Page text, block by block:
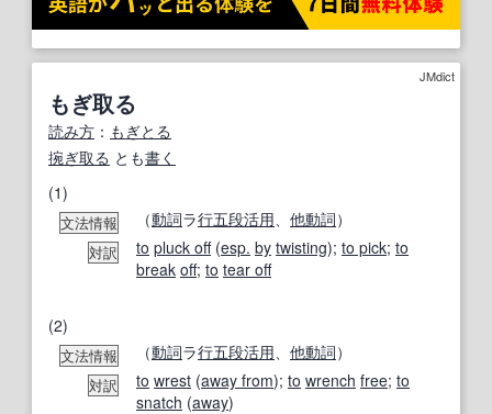
JMdict
もぎ取る
読み方 ： もぎとる
捥ぎ取る とも書く
(1)
文法情報 （動詞ラ行五段活用 他動詞）
対訳 to pluck off(esp. by twisting); to pick; to
break off; to tear off
(2)
文法情報 （動詞ラ行五段活用 他動詞）
対訳 to wrest (away from); to wrench free; to
snatch (away)